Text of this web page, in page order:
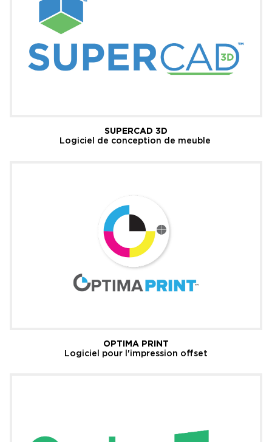
SUPERCAD 3D
Logiciel de conception de meuble
OPTIMA PRINT
Logiciel pour l'impression offset